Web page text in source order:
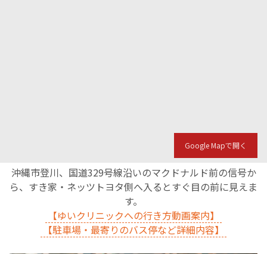
Google Mapで開く
沖縄市登川、国道329号線沿いのマクドナルド前の信号か
ら、すき家・ネッツトヨタ側へ入るとすぐ目の前に見えま
す。
【ゆいクリニックへの行き方動画案内】
【駐車場・最寄りのバス停など詳細内容】